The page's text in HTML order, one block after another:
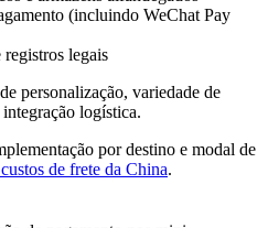
(incluindo WeChat Pay
legais
personalização, variedade de
logística.
por destino e modal de
de frete da China.